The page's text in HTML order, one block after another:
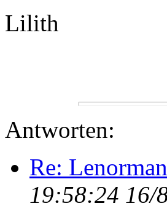
Lilith
Antworten:
Re:
19:58:24 16/